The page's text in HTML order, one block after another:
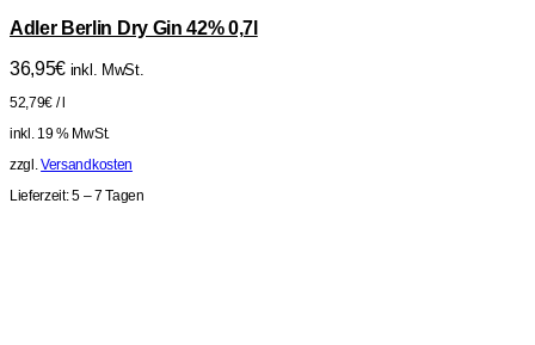
Adler Berlin Dry Gin 42% 0,7l
36,95€ inkl. MwSt.
52,79€ /
inkl. 19 % MwSt.
zzgl.Versandkosten
Lieferzeit:5 – 7 Tagen